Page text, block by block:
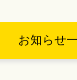
お知らせ